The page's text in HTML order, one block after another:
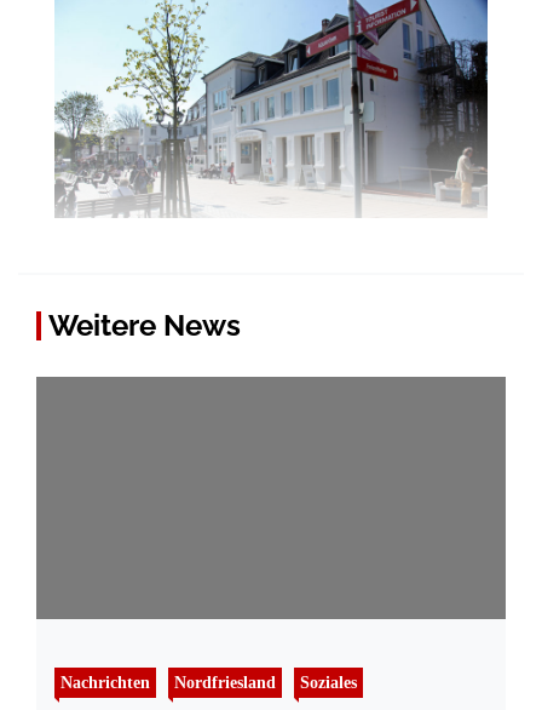
Weitere News
Nachrichten Nordfriesland Soziales